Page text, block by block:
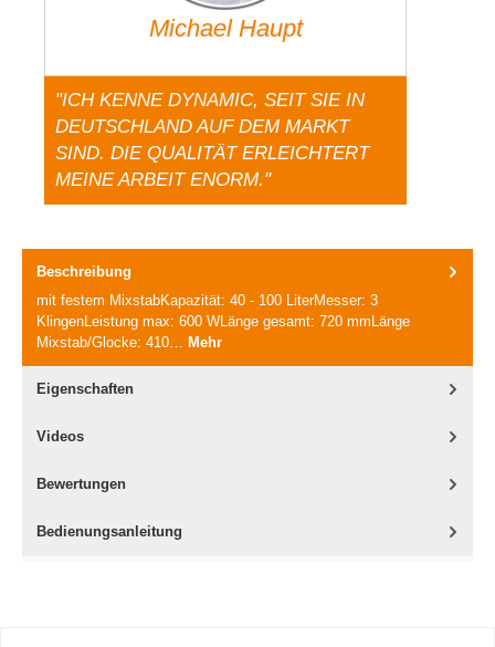
Michael Haupt
"ICH KENNE DYNAMIC, SEIT SIE IN
DEUTSCHLAND AUF DEM MARKT
SIND. DIE QUALITÄT ERLEICHTERT
MEINE ARBEIT ENORM."
Beschreibung
mit festem MixstabKapazität: 40 - 100 LiterMesser: 3
KlingenLeistung max: 600 WLänge gesamt: 720 mmLänge
Mixstab/Glocke: 410…
Mehr
Eigenschaften
Videos
Bewertungen
Bedienungsanleitung